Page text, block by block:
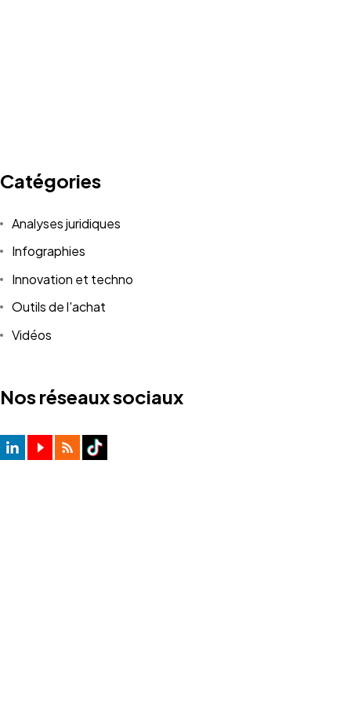
Catégories
Analyses juridiques
Infographies
Innovation et techno
Outils de l'achat
Vidéos
Nos réseaux sociaux